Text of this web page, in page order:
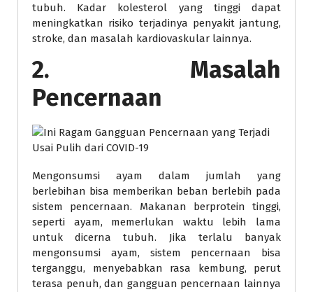
tubuh. Kadar kolesterol yang tinggi dapat
meningkatkan risiko terjadinya penyakit jantung,
stroke, dan masalah kardiovaskular lainnya.
2. Masalah
Pencernaan
Mengonsumsi ayam dalam jumlah yang
berlebihan bisa memberikan beban berlebih pada
sistem pencernaan. Makanan berprotein tinggi,
seperti ayam, memerlukan waktu lebih lama
untuk dicerna tubuh. Jika terlalu banyak
mengonsumsi ayam, sistem pencernaan bisa
terganggu, menyebabkan rasa kembung, perut
terasa penuh, dan gangguan pencernaan lainnya